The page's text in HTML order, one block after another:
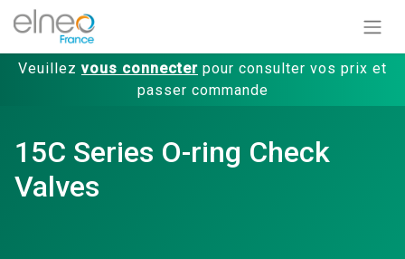
Veuillez vous connecter pour consulter vos prix et
passer commande
15C Series O-ring Check
Valves